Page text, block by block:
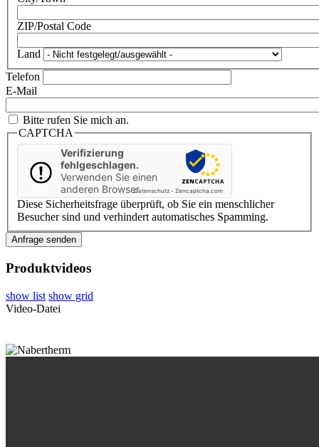
ZIP/Postal Code
Land
Telefon
E-Mail
Bitte rufen Sie mich an.
CAPTCHA
Verifizierung
fehlgeschlagen.
Verwenden Sie einen
anderen BrowserDatenschutz - Zencaptcha.com
Diese Sicherheitsfrage überprüft, ob Sie ein menschlicher
Besucher sind und verhindert automatisches Spamming.
Produktvideos
show list show grid
Video-Datei